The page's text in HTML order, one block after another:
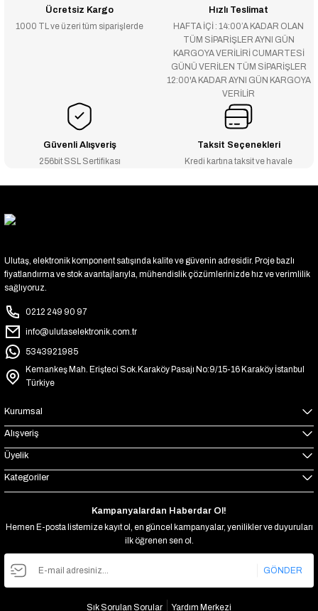
Ücretsiz Kargo
1000 TL ve üzeri tüm siparişlerde
Hızlı Teslimat
HAFTA İÇİ : 14:00’A KADAR OLAN
TÜM SİPARİŞLER AYNI GÜN
KARGOYA VERİLİRİ CUMARTESİ
GÜNÜ VERİLEN TÜM SİPARİŞLER
12:00'A KADAR AYNI GÜN KARGOYA
VERİLİR
Güvenli Alışveriş
256bit SSL Sertifikası
Taksit Seçenekleri
Kredi kartına taksit ve havale
Ulutaş, elektronik komponent satışında kalite ve güvenin adresidir. Proje bazlı
fiyatlandırma ve stok avantajlarıyla, mühendislik çözümlerinizde hız ve verimlilik
sağlıyoruz.
0212 249 90 97
info@ulutaselektronik.com.tr
5343921985
Kemankeş Mah. Erişteci Sok.Karaköy Pasajı No:9/15-16 Karaköy İstanbul
Türkiye
Kurumsal
Alışveriş
Üyelik
Kategoriler
Kampanyalardan Haberdar Ol!
Hemen E-posta listemize kayıt ol, en güncel kampanyalar, yenilikler ve duyuruları
ilk öğrenen sen ol.
GÖNDER
Sık Sorulan Sorular Yardım Merkezi